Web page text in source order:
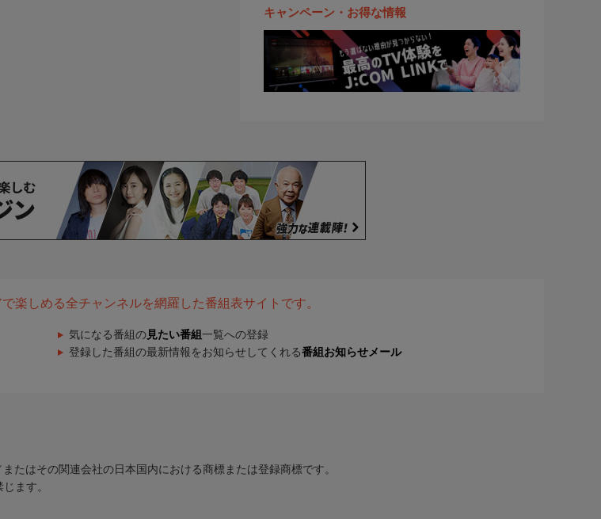
キャンペーン・お得な情報
楽しめる全チャンネルを網羅した番組表サイトです。
気になる番組の 見たい番組 一覧への登録
登録した番組の最新情報をお知らせしてくれる番組お知らせメール
たはその関連会社の日本国内における商標または登録商標です。
ます。